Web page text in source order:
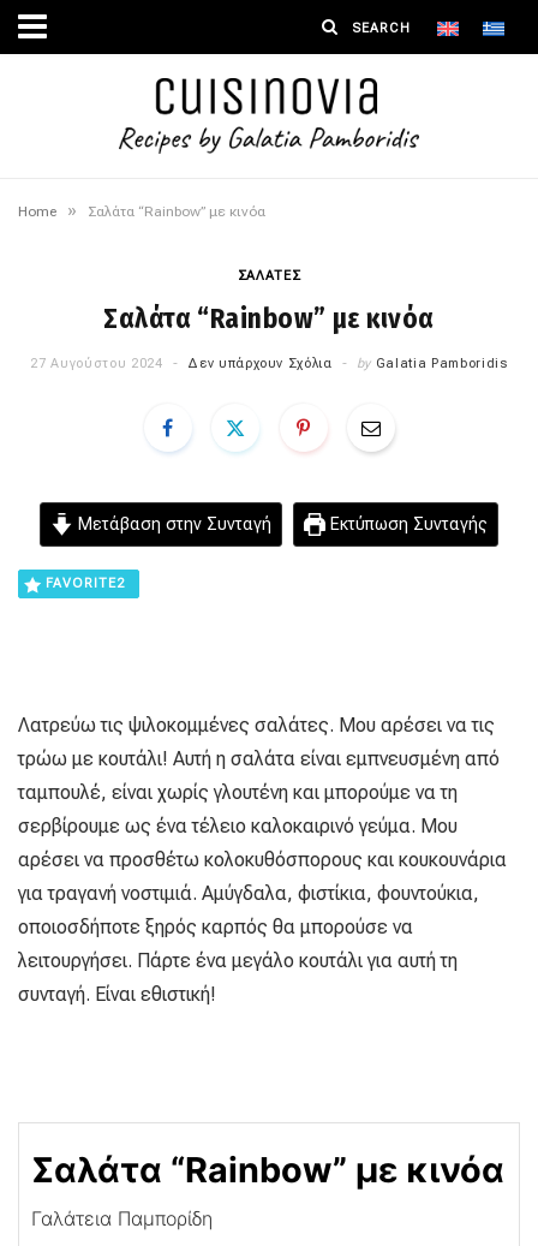
Home » Σαλάτα “Rainbow” με κινόα
ΣΑΛΑΤΕΣ
Σαλάτα “Rainbow” με κινόα
27 Αυγούστου 2024 Δεν υπάρχουν Σχόλια by Galatia Pamboridis
Μετάβαση στην Συνταγή Εκτύπωση Συνταγής
FAVORITE2
Λατρεύω τις ψιλοκομμένες σαλάτες. Μου αρέσει να τις
τρώω με κουτάλι! Αυτή η σαλάτα είναι εμπνευσμένη από
ταμπουλέ, είναι χωρίς γλουτένη και μπορούμε να τη
σερβίρουμε ως ένα τέλειο καλοκαιρινό γεύμα. Μου
αρέσει να προσθέτω κολοκυθόσπορους και κουκουνάρια
για τραγανή νοστιμιά. Αμύγδαλα, φιστίκια, φουντούκια,
οποιοσδήποτε ξηρός καρπός θα μπορούσε να
λειτουργήσει. Πάρτε ένα μεγάλο κουτάλι για αυτή τη
συνταγή. Είναι εθιστική!
Σαλάτα “Rainbow” με κινόα
Γαλάτεια Παμπορίδη